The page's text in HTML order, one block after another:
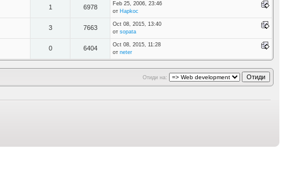
1 6978
Feb 25, 2006, 23:46
от Hapkoc
3 7663
Oct 08, 2015, 13:40
от sopata
0 6404
Oct 08, 2015, 11:28
от neter
Отиди на: